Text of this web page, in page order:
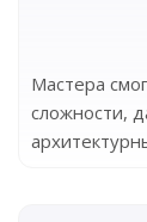
Мастера
сложности,